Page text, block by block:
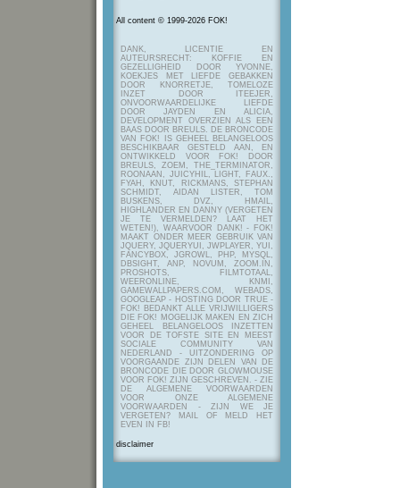
All content © 1999-2026 FOK!
DANK, LICENTIE EN
AUTEURSRECHT: KOFFIE EN
GEZELLIGHEID DOOR YVONNE,
KOEKJES MET LIEFDE GEBAKKEN
DOOR KNORRETJE, TOMELOZE
INZET DOOR ITEEJER,
ONVOORWAARDELIJKE LIEFDE
DOOR JAYDEN EN ALICIA,
DEVELOPMENT OVERZIEN ALS EEN
BAAS DOOR BREULS. DE BRONCODE
VAN FOK! IS GEHEEL BELANGELOOS
BESCHIKBAAR GESTELD AAN, EN
ONTWIKKELD VOOR FOK! DOOR
BREULS, ZOEM, THE_TERMINATOR,
ROONAAN, JUICYHIL, LIGHT, FAUX.,
FYAH, KNUT, RICKMANS, STEPHAN
SCHMIDT, AIDAN LISTER, TOM
BUSKENS, DVZ, HMAIL,
HIGHLANDER EN DANNY (VERGETEN
JE TE VERMELDEN? LAAT HET
WETEN!), WAARVOOR DANK! - FOK!
MAAKT ONDER MEER GEBRUIK VAN
JQUERY, JQUERYUI, JWPLAYER, YUI,
FANCYBOX, JGROWL, PHP, MYSQL,
DBSIGHT, ANP, NOVUM, ZOOM.IN,
PROSHOTS, FILMTOTAAL,
WEERONLINE, KNMI,
GAMEWALLPAPERS.COM, WEBADS,
GOOGLEAP - HOSTING DOOR TRUE -
FOK! BEDANKT ALLE VRIJWILLIGERS
DIE FOK! MOGELIJK MAKEN EN ZICH
GEHEEL BELANGELOOS INZETTEN
VOOR DE TOFSTE SITE EN MEEST
SOCIALE COMMUNITY VAN
NEDERLAND - UITZONDERING OP
VOORGAANDE ZIJN DELEN VAN DE
BRONCODE DIE DOOR GLOWMOUSE
VOOR FOK! ZIJN GESCHREVEN. - ZIE
DE ALGEMENE VOORWAARDEN
VOOR ONZE ALGEMENE
VOORWAARDEN - ZIJN WE JE
VERGETEN? MAIL OF MELD HET
EVEN IN FB!
disclaimer